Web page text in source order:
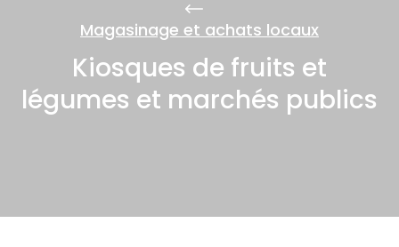
Agrotourisme et saveurs régionales
Festivals et événements
Magasinage et achats locaux
Bases de plein air
Où manger
Magasinage et achats locaux
Kiosques de fruits et
légumes et marchés publics